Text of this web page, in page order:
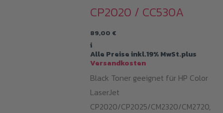
CP2020 / CC530A
89,00 €
i
Alle Preise inkl.19% MwSt.plus
Versandkosten
Black Toner geeignet für HP Color
LaserJet
CP2020/CP2025/CM2320/CM2720,